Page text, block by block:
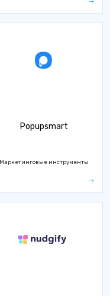
Popupsmart
Маркетинговые инструменты